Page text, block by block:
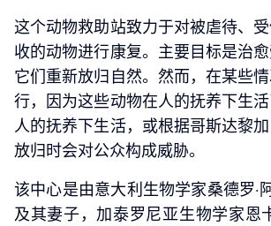
这个动物救助站致力于对被虐待、
收的动物进行康复。主要目标是治
它们重新放归自然。然而，在某些
行，因为这些动物在人的抚养下生
人的抚养下生活，或根据哥斯达黎
放归时会对公众构成威胁。
该中心是由意大利生物学家桑德罗·
及其妻子，加泰罗尼亚生物学家恩